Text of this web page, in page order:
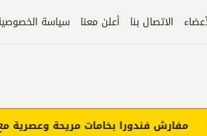
الاتصال بنا أعلن معنا سياسة
فندورا بخامات مريحة وعصرية مع